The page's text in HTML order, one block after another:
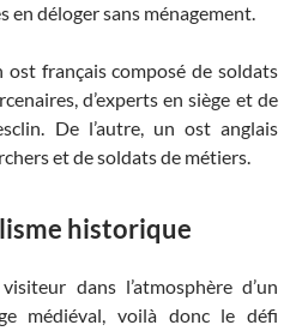
en déloger sans ménagement.
ost français composé de soldats
d’experts en siège et de
De l’autre, un ost anglais
et de soldats de métiers.
historique
dans l’atmosphère d’un
médiéval, voilà donc le défi